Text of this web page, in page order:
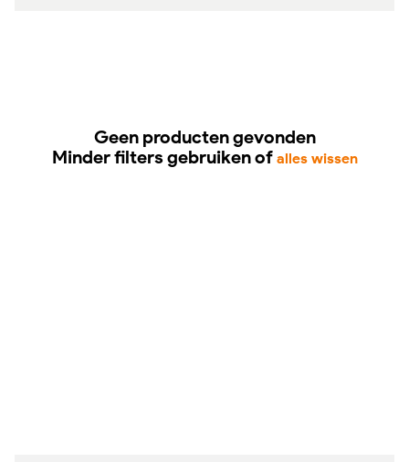
Geen producten gevonden
Minder filters gebruiken of alles wissen